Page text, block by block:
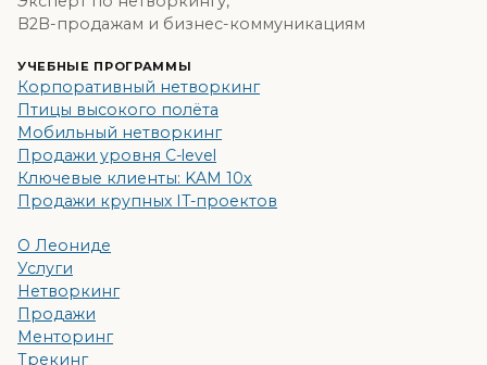
B2B-продажам и бизнес-коммуникациям
УЧЕБНЫЕ ПРОГРАММЫ
Корпоративный нетворкинг
Птицы высокого полёта
Мобильный нетворкинг
Продажи уровня C-level
Ключевые клиенты: KAM 10x
Продажи крупных IT-проектов
О Леониде
Услуги
Нетворкинг
Продажи
Менторинг
Трекинг